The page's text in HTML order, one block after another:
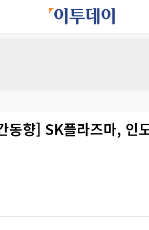
동향] SK플라즈마, 인